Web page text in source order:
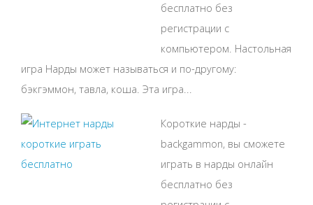
бесплатно без
регистрации с
компьютером. Настольная
игра Нарды может называться и по-другому:
бэкгэммон, тавла, коша. Эта игра...
Короткие нарды -
backgammon, вы сможете
играть в нарды онлайн
бесплатно без